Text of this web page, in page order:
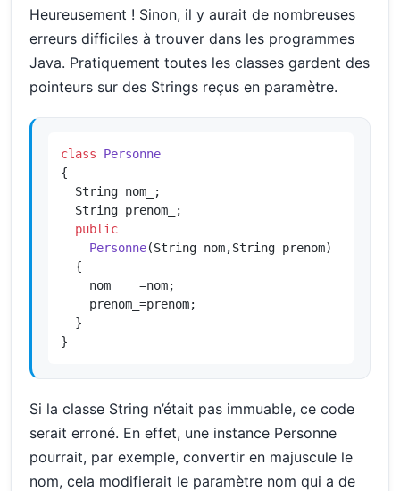
Heureusement ! Sinon, il y aurait de nombreuses
erreurs difficiles à trouver dans les programmes
Java. Pratiquement toutes les classes gardent des
pointeurs sur des Strings reçus en paramètre.
class
Personne
{
  String nom_;
  String prenom_;
public
Personne(String nom,String prenom)
{
    nom_   =nom;
    prenom_=prenom;
  }
}
Si la classe String n’était pas immuable, ce code
serait erroné. En effet, une instance Personne
pourrait, par exemple, convertir en majuscule le
nom, cela modifierait le paramètre nom qui a de